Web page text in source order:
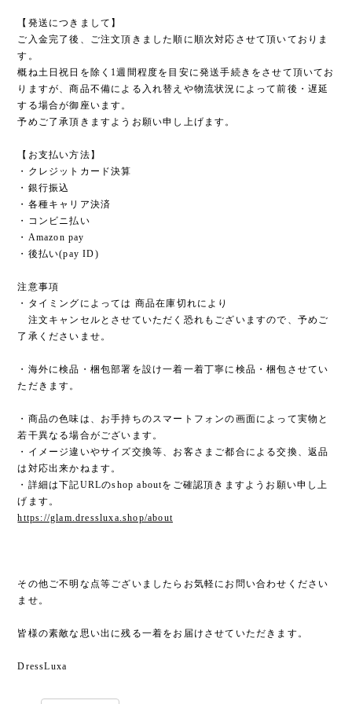
【発送につきまして】
ご入金完了後、ご注文頂きました順に順次対応させて頂いておりま
す。
概ね土日祝日を除く1週間程度を目安に発送手続きをさせて頂いてお
りますが、商品不備による入れ替えや物流状況によって前後・遅延
する場合が御座います。
予めご了承頂きますようお願い申し上げます。
【お支払い方法】
・クレジットカード決算
・銀行振込
・各種キャリア決済
・コンビニ払い
・Amazon pay
・後払い(pay ID)
注意事項
・タイミングによっては 商品在庫切れにより
注文キャンセルとさせていただく恐れもございますので、予めご
了承くださいませ。
・海外に検品・梱包部署を設け一着一着丁寧に検品・梱包させてい
ただきます。
・商品の色味は、お手持ちのスマートフォンの画面によって実物と
若干異なる場合がございます。
・イメージ違いやサイズ交換等、お客さまご都合による交換、返品
は対応出来かねます。
・詳細は下記URLのshop aboutをご確認頂きますようお願い申し上
げます。
https://glam.dressluxa.shop/about
その他ご不明な点等ございましたらお気軽にお問い合わせください
ませ。
皆様の素敵な思い出に残る一着をお届けさせていただきます。
DressLuxa